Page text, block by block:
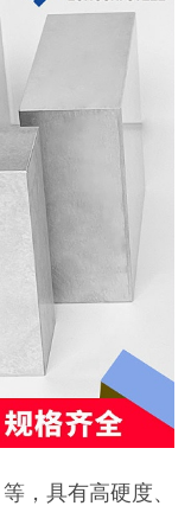
，具有高硬度、